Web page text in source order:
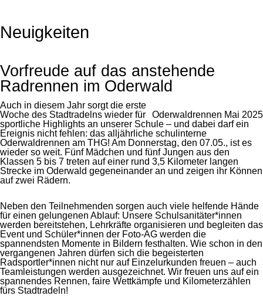
Neuigkeiten
Vorfreude auf das anstehende
Radrennen im Oderwald
Oderwaldrennen Mai 2025
Auch in diesem Jahr sorgt die erste
Woche des Stadtradelns wieder für
sportliche Highlights an unserer Schule – und dabei darf ein
Ereignis nicht fehlen: das alljährliche schulinterne
Oderwaldrennen am THG! Am Donnerstag, den 07.05., ist es
wieder so weit. Fünf Mädchen und fünf Jungen aus den
Klassen 5 bis 7 treten auf einer rund 3,5 Kilometer langen
Strecke im Oderwald gegeneinander an und zeigen ihr Können
auf zwei Rädern.
Neben den Teilnehmenden sorgen auch viele helfende Hände
für einen gelungenen Ablauf: Unsere Schulsanitäter*innen
werden bereitstehen, Lehrkräfte organisieren und begleiten das
Event und Schüler*innen der Foto-AG werden die
spannendsten Momente in Bildern festhalten. Wie schon in den
vergangenen Jahren dürfen sich die begeisterten
Radsportler*innen nicht nur auf Einzelurkunden freuen – auch
Teamleistungen werden ausgezeichnet. Wir freuen uns auf ein
spannendes Rennen, faire Wettkämpfe und Kilometerzählen
fürs Stadtradeln!